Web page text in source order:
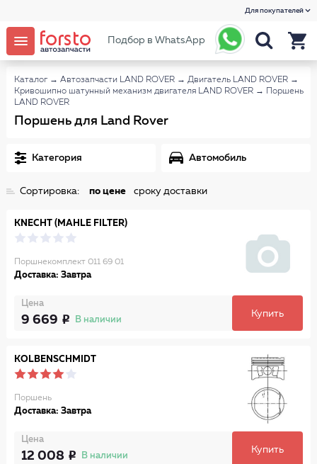
Для покупателей
Подбор в WhatsApp
Каталог → Автозапчасти LAND ROVER → Двигатель LAND ROVER →
Кривошипно шатунный механизм двигателя LAND ROVER →
Поршень
LAND ROVER
Поршень для Land Rover
Категория Автомобиль
Сортировка: по цене сроку доставки
KNECHT (MAHLE FILTER)
Поршнекомплект 011 69 01
Доставка: Завтра
Цена
9 669 В наличии
Купить
KOLBENSCHMIDT
Поршень
Доставка: Завтра
Цена
12 008 В наличии
Купить